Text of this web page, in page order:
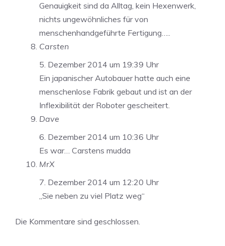
Genauigkeit sind da Alltag, kein Hexenwerk,
nichts ungewöhnliches für von
menschenhandgeführte Fertigung…..
Carsten
5. Dezember 2014 um 19:39 Uhr
Ein japanischer Autobauer hatte auch eine
menschenlose Fabrik gebaut und ist an der
Inflexibilität der Roboter gescheitert.
Dave
6. Dezember 2014 um 10:36 Uhr
Es war… Carstens mudda
MrX
7. Dezember 2014 um 12:20 Uhr
„Sie neben zu viel Platz weg“
Die Kommentare sind geschlossen.